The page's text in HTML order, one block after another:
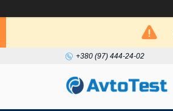
+380 (97) 444-24-02